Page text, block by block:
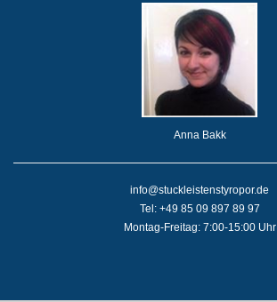
Anna Bakk
info@stuckleistenstyropor.de
Tel: +49 85 09 897 89 97
Montag-Freitag: 7:00-15:00 Uhr